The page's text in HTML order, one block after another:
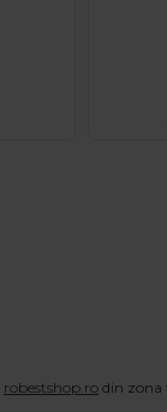
robestshop.ro din zona